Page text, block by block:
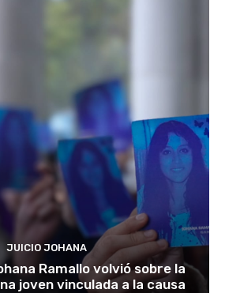
JUICIO JOHANA
Ramallo volvió sobre la
joven vinculada a la causa